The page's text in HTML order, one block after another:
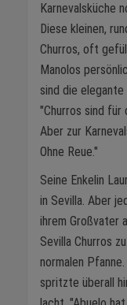
Karnevalsküche
Diese kleinen,
Churros, oft
Manolos
sind die
"Churros sind für
Aber zur
Ohne Reue."
Seine Enkelin
in Sevilla. Aber
ihrem Großvater
Sevilla Churros
normalen
spritzte überall